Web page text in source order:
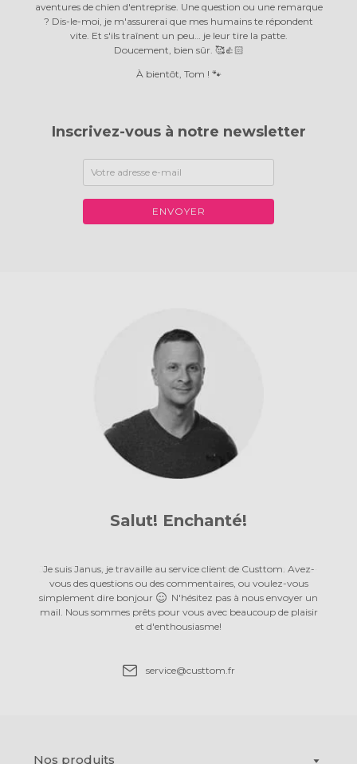
aventures de chien d'entreprise. Une question ou une remarque
? Dis-le-moi, je m'assurerai que mes humains te répondent
vite. Et s'ils traînent un peu… je leur tire la patte.
Doucement, bien sûr. 🥰👍🏻
À bientôt, Tom ! 🐾
Inscrivez-vous à notre newsletter
ENVOYER
et d'enthousiasme!
service@custtom.fr
Salut! Enchanté!
Je suis Janus, je travaille au service client de Custtom. Avez-
vous des questions ou des commentaires, ou voulez-vous
simplement dire bonjour
N'hésitez pas à nous envoyer un
mail. Nous sommes prêts pour vous avec beaucoup de plaisir
et d'enthousiasme!
service@custtom.fr
et d'enthousiasme!
service@custtom.fr
et d'enthousiasme!
service@custtom.fr
et d'enthousiasme!
service@custtom.fr
et d'enthousiasme!
service@custtom.fr
et d'enthousiasme!
service@custtom.fr
et d'enthousiasme!
service@custtom.fr
et d'enthousiasme!
service@custtom.fr
et d'enthousiasme!
service@custtom.fr
et d'enthousiasme!
service@custtom.fr
et d'enthousiasme!
service@custtom.fr
et d'enthousiasme!
service@custtom.fr
Nos produits